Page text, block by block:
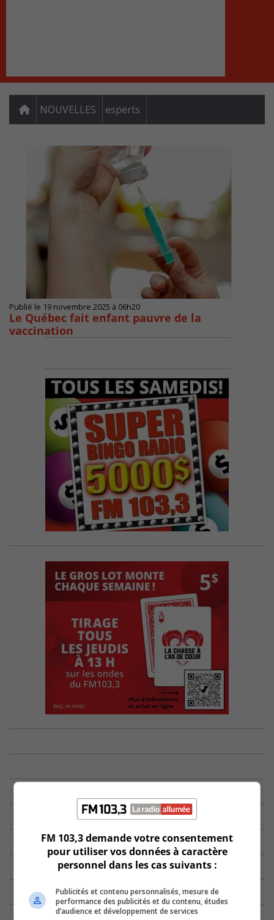
NOUVELLES esperts
Publié le 19 novembre 2025 à 06h20
Le Québec fait enfant pauvre de la
vaccination
FM 103,3 demande votre consentement
pour utiliser vos données à caractère
personnel dans les cas suivants :
Publicités et contenu personnalisés, mesure de
performance des publicités et du contenu, études
d’audience et développement de services